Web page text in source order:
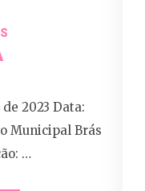
2023 Data:
Municipal Brás
…